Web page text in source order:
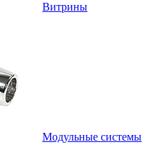
Витрины
Модульные системы